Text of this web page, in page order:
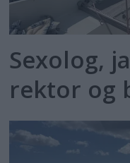
Sexolog,
rektor og